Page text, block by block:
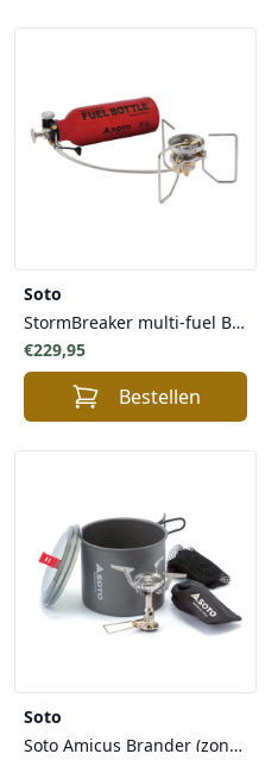
Soto
StormBreaker multi-fuel Brander met 700ml brandstoffles
€229,95
Bestellen
Soto
Soto Amicus Brander (zonder piezo ontsteker) + New River Pan Combo - Voordelige Starterset Gasbrander Compacte Afmetingen Nauwkeurig Instelbaar